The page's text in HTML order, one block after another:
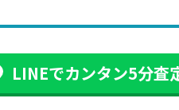
LINEでカンタン5分査